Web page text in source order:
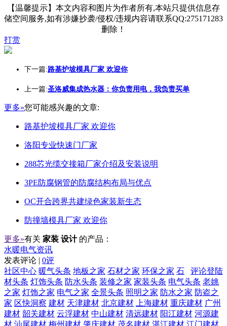
【温馨提示】本文内容和图片为作者所有,本站只提供信息存
储空间服务,如有涉嫌抄袭/侵权/违规内容请联系QQ:275171283
删除！
打赏
下一篇:路基护坡模具厂家 欢迎你
上一篇:圣洛威集成热水器：你负责用电，我负责买单
更多»您可能感兴趣的文章:
路基护坡模具厂家 欢迎你
洛阳专业快速门厂家
288芯光缆交接箱厂家介绍及安装说明
3PE防腐钢管的防腐结构布局与优点
OC开合跨界共建绿色家装新生态
防撞墙模具厂家 欢迎你
更多»有关 家装 设计 的产品：
水暖电气资讯
发表评论 | 0评
评论登陆
社区中心 暖气头条 地板之家 石材之家 环保之家 石
材头条 灯饰头条 防水头条 装修之家 家装头条 电气头条 老姚
之家 灯饰之家 电气之家 全景头条 照明之家 防水之家 防盗之
家 区快洞察 建材 天津建材 北京建材 上海建材 重庆建材 广州
建材 韶关建材 云浮建材 中山建材 清远建材 阳江建材 河源建
材 汕尾建材 梅州建材 肇庆建材 茂名建材 湛江建材 江门建材